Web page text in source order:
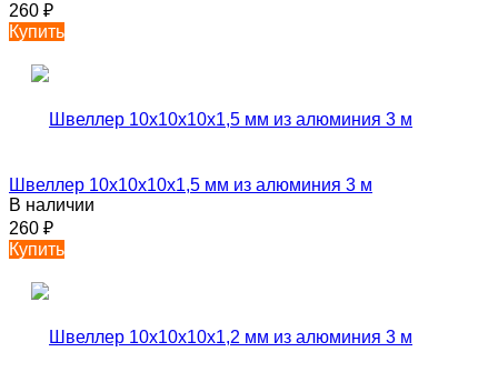
260 ₽
Купить
Швеллер 10х10х10х1,5 мм из алюминия 3 м
В наличии
260 ₽
Купить